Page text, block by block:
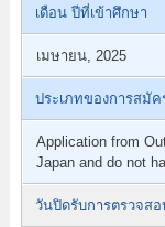
เดือน ปีที่เข้าศึกษา
เมษายน, 2025
ประเภทของการสมัค
Application from
Japan and do not
วันปิดรับการตรวจส